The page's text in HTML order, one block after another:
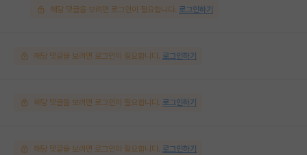
해당 댓글을 보려면 로그인이 필요합니다. 로그인하기
해당 댓글을 보려면 로그인이 필요합니다. 로그인하기
해당 댓글을 보려면 로그인이 필요합니다. 로그인하기
해당 댓글을 보려면 로그인이 필요합니다. 로그인하기